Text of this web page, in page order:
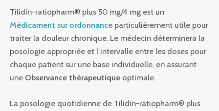
Tilidin-ratiopharm® plus 50 mg/4 mg est un
Médicament sur ordonnance particulièrement utile pour
traiter la douleur chronique. Le médecin déterminera la
posologie appropriée et l’intervalle entre les doses pour
chaque patient sur une base individuelle, en assurant
une Observance thérapeutique optimale.
La posologie quotidienne de Tilidin-ratiopharm® plus